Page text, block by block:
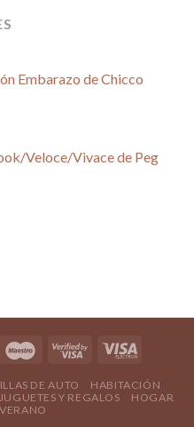
Embarazo de Chicco
Veloce/Vivace de Peg
DE AUTO
HABITACIÓN
JUGUETES Y REGALOS
HOGAR